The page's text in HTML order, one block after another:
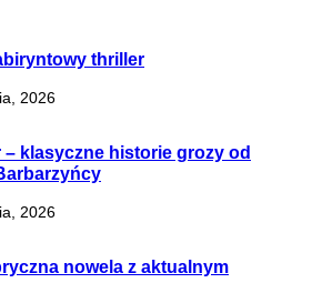
thriller
2026
– klasyczne historie grozy od
2026
nowela z aktualnym